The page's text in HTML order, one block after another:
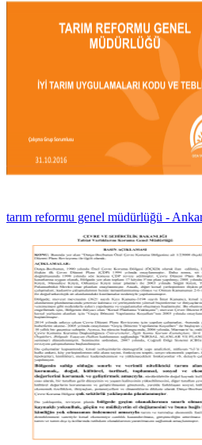
tarım reformu genel müdürlüğü -